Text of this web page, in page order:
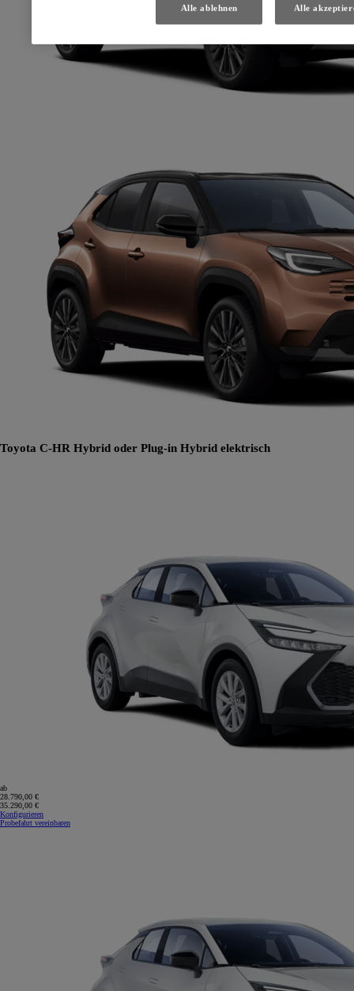
Toyota C-HR Hybrid oder Plug-in Hybrid elektrisch
ab
28.790,00 €
35.290,00 €
Konfigurieren
Probefahrt vereinbaren
Alle ablehnen Alle